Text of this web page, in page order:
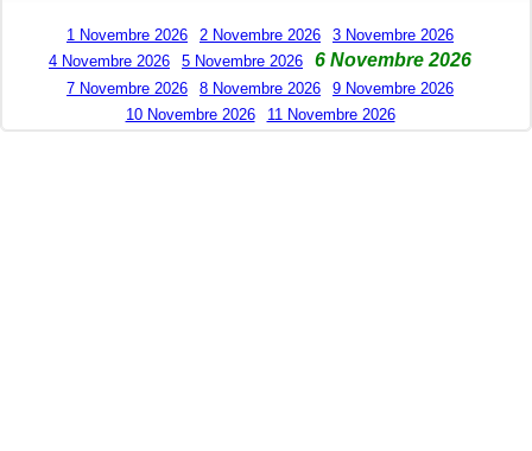
1 Novembre 2026 2 Novembre 2026
3 Novembre 2026
4 Novembre 2026
5 Novembre 2026 6 Novembre 2026
7 Novembre 2026 8 Novembre 2026
9 Novembre 2026
10 Novembre 2026
11 Novembre 2026